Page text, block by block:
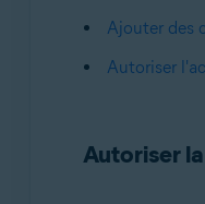
Ajouter des
Autoriser
Autoriser